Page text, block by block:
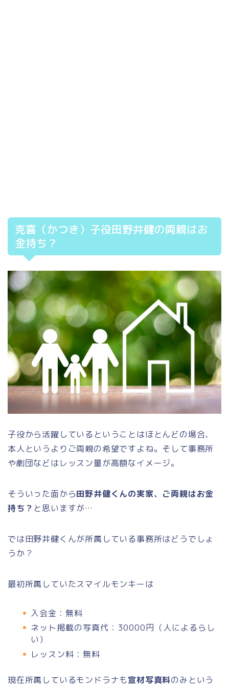
克喜（かつき）子役田野井健の両親はお
金持ち？
子役から活躍しているということはほとんどの場合、
本人というよりご両親の希望ですよね。そして事務所
や劇団などはレッスン量が高額なイメージ。
そういった面から田野井健くんの実家、ご両親はお金
持ち？ と思いますが…
では田野井健くんが所属している事務所はどうでしょ
うか？
最初所属していたスマイルモンキーは
入会金：無料
ネット掲載の写真代：30000円（人によるらし
い）
レッスン料：無料
現在所属しているモンドラナも宣材写真料のみという